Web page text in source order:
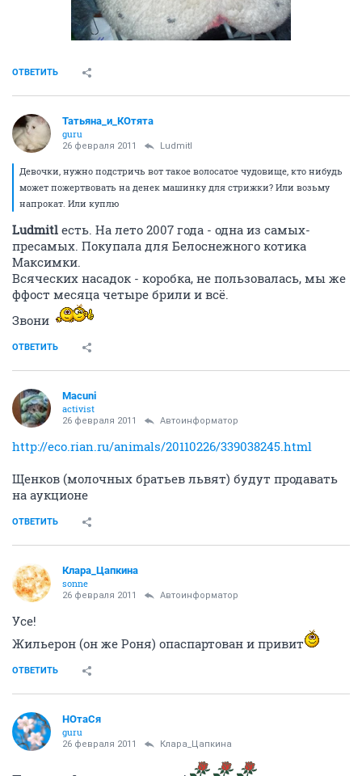
ОТВЕТИТЬ
Татьяна_и_КОтята
guru
26 февраля 2011 Ludmitl
Девочки, нужно подстричь вот такое волосатое чудовище, кто нибудь
может пожертвовать на денек машинку для стрижки? Или возьму
напрокат. Или куплю
Ludmitl есть. На лето 2007 года - одна из самых-
пресамых. Покупала для Белоснежного котика
Максимки.
Всяческих насадок - коробка, не пользовалась, мы же
ффост месяца четыре брили и всё.
Звони
ОТВЕТИТЬ
Macuni
activist
26 февраля 2011 Автоинформатор
http://eco.rian.ru/animals/20110226/339038245.html
Щенков (молочных братьев львят) будут продавать
на аукционе
ОТВЕТИТЬ
Клара_Цапкина
sonne
26 февраля 2011 Автоинформатор
Усе!
Жильерон (он же Роня) опаспартован и привит
ОТВЕТИТЬ
НОтаСя
guru
26 февраля 2011 Клара_Цапкина